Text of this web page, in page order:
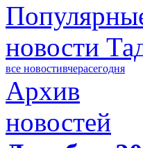
новости
все новостивчерасегодня
Архив
новостей